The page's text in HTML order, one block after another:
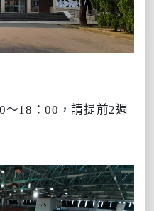
18：00，請提前2週